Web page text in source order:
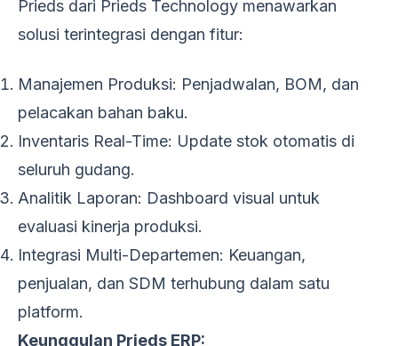
Prieds dari Prieds Technology menawarkan
solusi terintegrasi dengan fitur:
Manajemen Produksi: Penjadwalan, BOM, dan
pelacakan bahan baku.
Inventaris Real-Time: Update stok otomatis di
seluruh gudang.
Analitik Laporan: Dashboard visual untuk
evaluasi kinerja produksi.
Integrasi Multi-Departemen: Keuangan,
penjualan, dan SDM terhubung dalam satu
platform.
Keunggulan Prieds ERP: